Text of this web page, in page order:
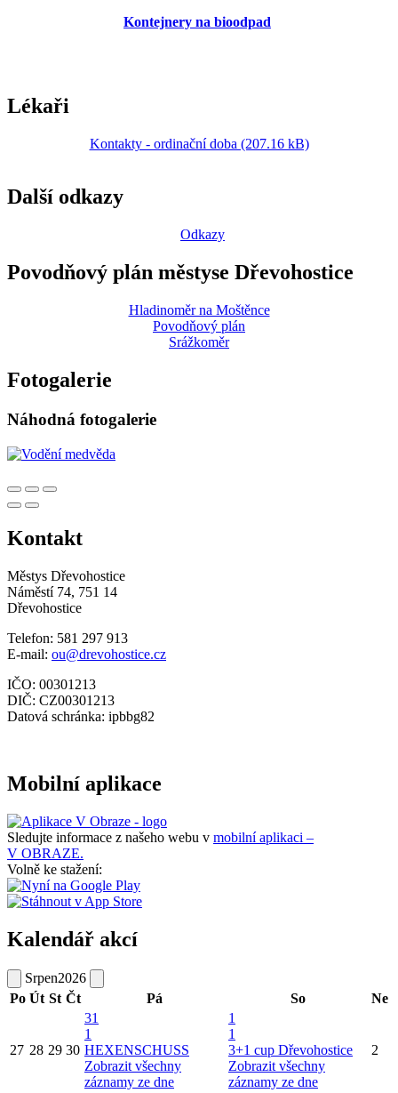
Kontejnery na bioodpad
Lékaři
Kontakty - ordinační doba (207.16 kB)
Další odkazy
Odkazy
Povodňový plán městyse Dřevohostice
Hladinoměr na Moštěnce
Povodňový plán
Srážkoměr
Fotogalerie
Náhodná fotogalerie
Kontakt
Městys Dřevohostice
Náměstí 74, 751 14
Dřevohostice
Telefon: 581 297 913
E-mail: ou@drevohostice.cz
IČO: 00301213
DIČ: CZ00301213
Datová schránka: ipbbg82
Mobilní aplikace
Sledujte informace z našeho webu v mobilní aplikaci –
V OBRAZE.
Volně ke stažení:
Kalendář akcí
Srpen2026
Po Út St Čt Pá So Ne
27 28 29 30
31
1
HEXENSCHUSS
Zobrazit všechny
záznamy ze dne
1
1
3+1 cup Dřevohostice
Zobrazit všechny
záznamy ze dne
2